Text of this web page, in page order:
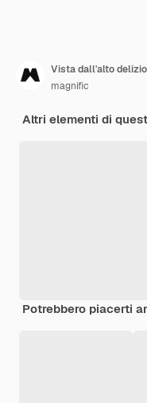
Vista dall'alto
magnific
Altri elementi di
Potrebbero piacerti